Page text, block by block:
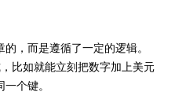
，而是遵循了一定的逻辑。
比如就能立刻把数字加上美元
个键。